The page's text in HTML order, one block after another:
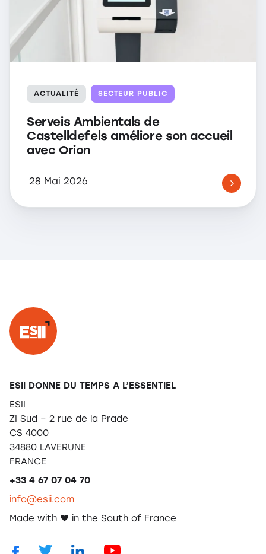
ACTUALITÉ SECTEUR PUBLIC
Serveis Ambientals de
Castelldefels améliore son accueil
avec Orion
28 Mai 2026
ESII DONNE DU TEMPS A L’ESSENTIEL
ESII
ZI Sud – 2 rue de la Prade
CS 4000
34880 LAVERUNE
FRANCE
+33 4 67 07 04 70
info@esii.com
Made with ❤️ in the South of France